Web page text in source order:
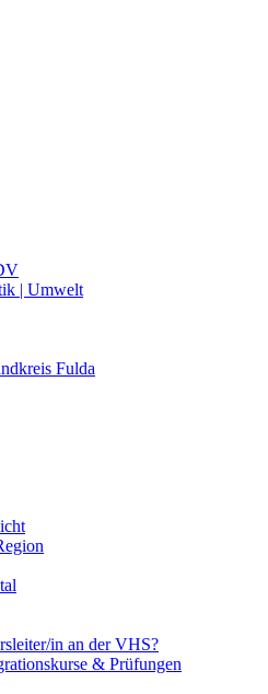
| Umwelt
Fulda
in an der VHS?
& Prüfungen